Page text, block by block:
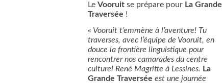
Le Vooruit​ se prépare pour La Grande
Traversée​ !
« Vooruit t’emmène à l’aventure! Tu
traverses, avec l’équipe de Vooruit, en
douce la frontière linguistique pour
rencontrer nos camarades du centre
culturel René Magritte à Lessines. La
Grande Traversée est une journée